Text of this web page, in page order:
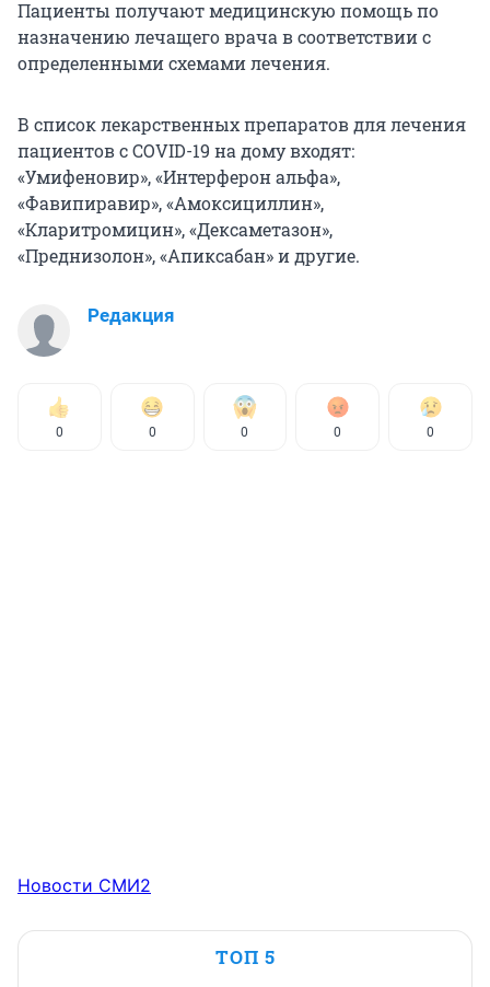
Пациенты получают медицинскую помощь по
назначению лечащего врача в соответствии с
определенными схемами лечения.
В список лекарственных препаратов для лечения
пациентов с COVID-19 на дому входят:
«Умифеновир», «Интерферон альфа»,
«Фавипиравир», «Амоксициллин»,
«Кларитромицин», «Дексаметазон»,
«Преднизолон», «Апиксабан» и другие.
Редакция
0 0 0 0 0
Новости СМИ2
ТОП 5